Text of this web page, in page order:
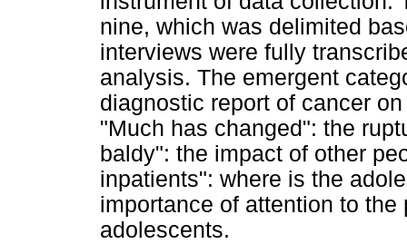
nine, which was delimited
interviews were fully
analysis. The emergent
diagnostic report of cancer
"Much has changed": the
baldy": the impact of other
inpatients": where is the
importance of attention to
adolescents.